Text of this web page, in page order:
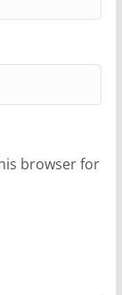
browser for